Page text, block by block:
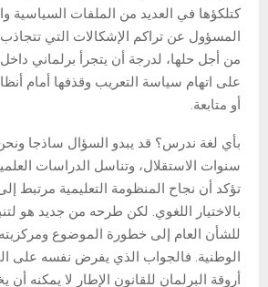
كتلكؤها في العديد من الملفات السياسية
المسؤول عن تراكم الإشكالات التي
من أجل حلها، لدرجة أن يتجرأ برلماني
على اتهام سياسة التعريب وقذفها أمام
أو متابعة.
بأي لغة ندرس؟ قد يبدو السؤال ساذجا
سنوات الاستقلال، وتناسل الدراسات
تؤكد أن نجاح المنظومة التعليمية مرتبط
بالاختيار اللغوي. لكن طرحه من جديد هو
للشأن العام إلى خطورة الموضوع
الوطنية. فالجواب الذي يفرض نفسه على
أروقة البرلمان للقانون الإطار لا يمكنه أن